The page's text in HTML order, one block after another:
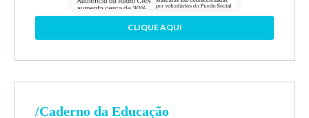
CLIQUE AQUI
/Caderno da Educação